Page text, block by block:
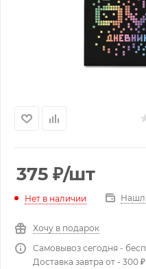
375 ₽/шт
Нет в наличии
Хочу в подарок
Самовывоз сегодня -
Доставка завтра от - 300 ₽